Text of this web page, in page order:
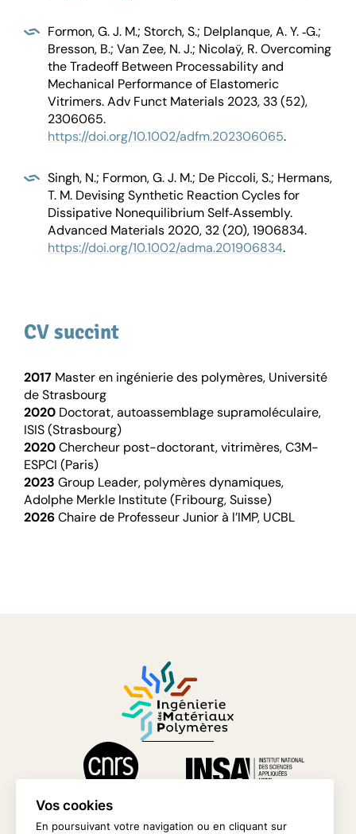
Formon, G. J. M.; Storch, S.; Delplanque, A. Y. ‐G.;
Bresson, B.; Van Zee, N. J.; Nicolaÿ, R. Overcoming
the Tradeoff Between Processability and
Mechanical Performance of Elastomeric
Vitrimers. Adv Funct Materials 2023, 33 (52),
2306065.
https://doi.org/10.1002/adfm.202306065.
Singh, N.; Formon, G. J. M.; De Piccoli, S.; Hermans,
T. M. Devising Synthetic Reaction Cycles for
Dissipative Nonequilibrium Self‐Assembly.
Advanced Materials 2020, 32 (20), 1906834.
https://doi.org/10.1002/adma.201906834.
CV succint
2017 Master en ingénierie des polymères, Université
de Strasbourg
2020 Doctorat, autoassemblage supramoléculaire,
ISIS (Strasbourg)
2020Chercheur post-doctorant, vitrimères, C3M-
ESPCI (Paris)
2023 Group Leader, polymères dynamiques,
Adolphe Merkle Institute (Fribourg, Suisse)
2026Chaire de Professeur Junior à l’IMP, UCBL
Vos cookies
En poursuivant votre navigation ou en cliquant sur